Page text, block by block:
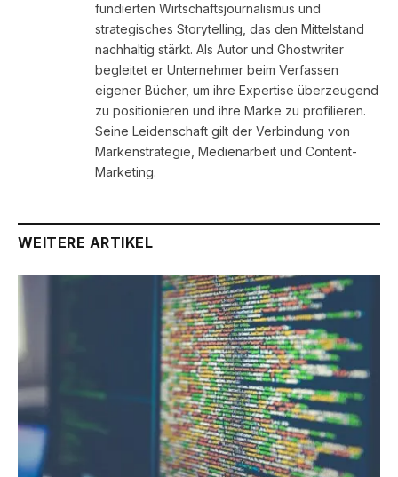
fundierten Wirtschaftsjournalismus und
strategisches Storytelling, das den Mittelstand
nachhaltig stärkt. Als Autor und Ghostwriter
begleitet er Unternehmer beim Verfassen
eigener Bücher, um ihre Expertise überzeugend
zu positionieren und ihre Marke zu profilieren.
Seine Leidenschaft gilt der Verbindung von
Markenstrategie, Medienarbeit und Content-
Marketing.
WEITERE ARTIKEL